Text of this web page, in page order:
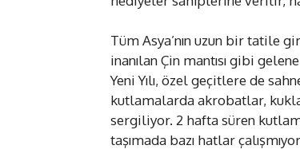
Tüm Asya’nın uzun bir tatile
inanılan Çin mantısı gibi
Yeni Yılı, özel geçitlere de
kutlamalarda akrobatlar, kukla
sergiliyor. 2 hafta süren
taşımada bazı hatlar